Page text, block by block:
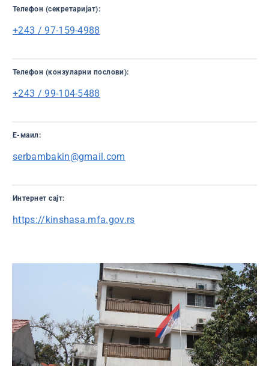
Телефон (секретаријат):
+243 / 97-159-4988
Телефон (конзуларни послови):
+243 / 99-104-5488
Е-маил:
serbambakin@gmail.com
Интернет сајт:
https://kinshasa.mfa.gov.rs